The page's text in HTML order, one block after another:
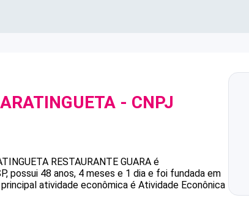
- CNPJ
RESTAURANTE GUARA é
possui 48 anos, 4 meses e 1 dia e foi fundada em
atividade econômica é Atividade Econônica